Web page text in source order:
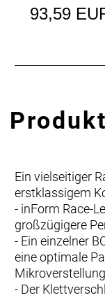
93,59
Ein vielseitiger
erstklassigem
- inForm Race-
großzügigere
- Ein einzelner
eine optimale
- Der